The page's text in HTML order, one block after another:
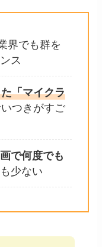
界でも群を
ス
「マイクラ
つきがすご
で何度でも
少ない